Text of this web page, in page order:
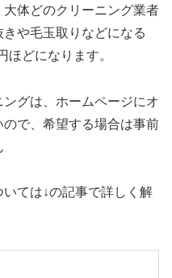
体どのクリーニング業者
や毛玉取りなどになる
ほどになります。
グは、ホームページにオ
で、希望する場合は事前
ては↓の記事で詳しく解